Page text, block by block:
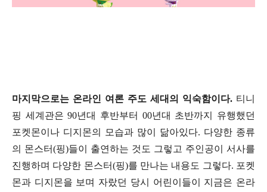
마지막으로는 온라인 여론 주도 세대의 익숙함이다. 티니
핑 세계관은 90년대 후반부터 00년대 초반까지 유행했던
포켓몬이나 디지몬의 모습과 많이 닮아있다. 다양한 종류
의 몬스터(핑)들이 출연하는 것도 그렇고 주인공이 서사를
진행하며 다양한 몬스터(핑)를 만나는 내용도 그렇다. 포켓
몬과 디지몬을 보며 자랐던 당시 어린이들이 지금은 온라